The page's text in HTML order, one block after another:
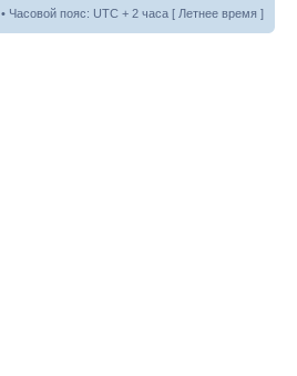
• Часовой пояс: UTC + 2 часа [ Летнее время ]